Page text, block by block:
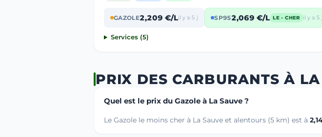
GAZOLE2,209 €/Lil y a 5 j SP952,069 €/L LE - CHER il y a 5 j
Services (5)
PRIX DES CARBURANTS À
Quel est le prix du Gazole à La Sauve ?
Le Gazole le moins cher à La Sauve et alentours (5 km) est à